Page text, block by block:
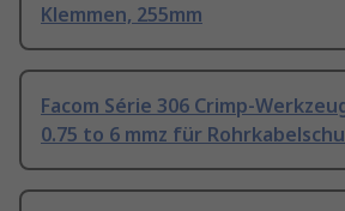
Klemmen, 255mm
Facom Série 306 Crimp-
0.75 to 6 mmz für